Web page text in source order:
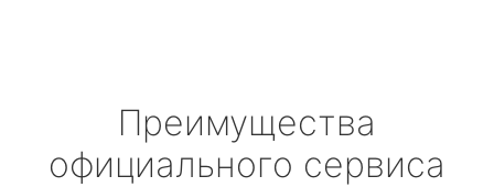
Преимущества
официального сервиса